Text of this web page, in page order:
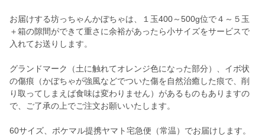
お届けする坊っちゃんかぼちゃは、１玉400～500g位で４～５玉
＋箱の隙間ができて重さに余裕があったら小サイズをサービスで
入れてお送りします。
グランドマーク（土に触れてオレンジ色になった部分）、イボ状
の傷痕（かぼちゃが強風などでついた傷を自然治癒した痕で、削
り取ってしまえば食味は変わりません）があるものもありますの
で、ご了承の上でご注文お願いいたします。
60サイズ、ポケマル提携ヤマト宅急便（常温）でお届けします。